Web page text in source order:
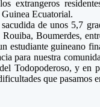
extrangeros
Ecuatorial.
de unos 5,7
Boumerdes,
estudiante guineano
para nuestra
Todopoderoso, y en
que pasamos